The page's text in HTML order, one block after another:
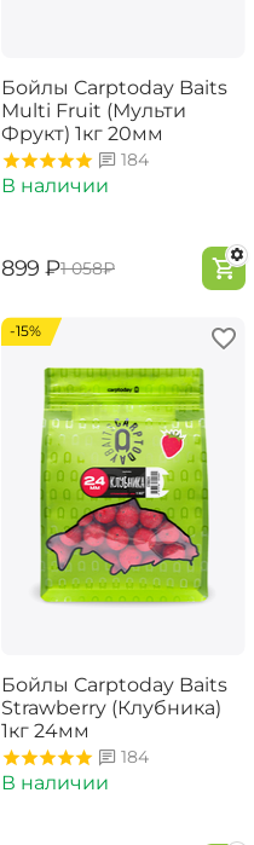
Бойлы Carptoday Baits
Multi Fruit (Мульти
Фрукт) 1кг 20мм
184
В наличии
‍899‍ ₽‍1 058‍₽
-15%
Бойлы Carptoday Baits
Strawberry (Клубника)
1кг 24мм
184
В наличии